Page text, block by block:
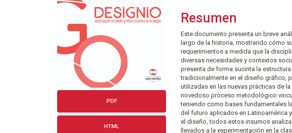
PDF
HTML
Resumen
Este documento presenta un breve
largo de la historia, mostrando cómo
requerimientos a medida que la
diversas necesidades y contextos
presenta de forma sucinta la
tradicionalmente en el diseño gráfico,
utilizadas en las nuevas prácticas de
novedoso proceso metodológico
teniendo como bases fundamentales
del futuro aplicados en Latinoamérica
el diseño, todos estos insumos
llevados a la experimentación en la